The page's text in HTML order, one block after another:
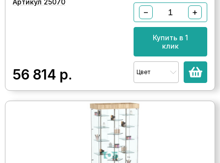
Артикул 25070
56 814 р.
− +
Купить в 1
клик
Цвет